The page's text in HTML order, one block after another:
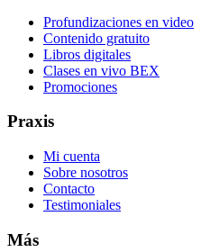
Profundizaciones en video
Contenido gratuito
Libros digitales
Clases en vivo BEX
Promociones
Praxis
Mi cuenta
Sobre nosotros
Contacto
Testimoniales
Más